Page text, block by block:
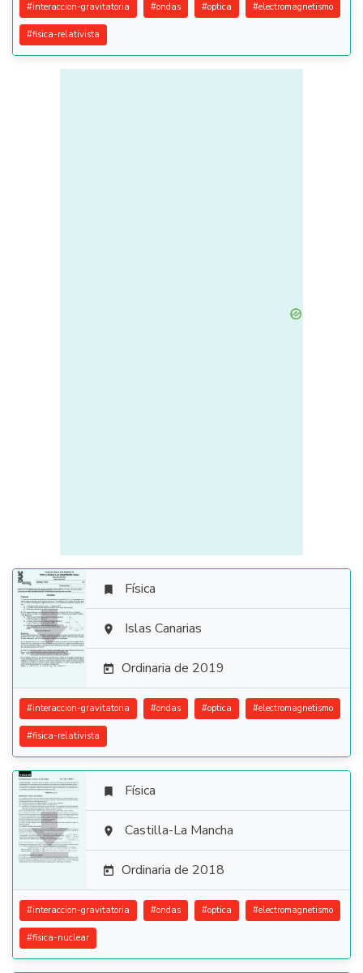
#interaccion-gravitatoria #ondas #optica #electromagnetismo
#fisica-relativista

 Física
 Islas Canarias
 Ordinaria de 2019
#interaccion-gravitatoria #ondas #optica #electromagnetismo
#fisica-relativista

 Física
 Castilla-La Mancha
 Ordinaria de 2018
#interaccion-gravitatoria #ondas #optica #electromagnetismo
#fisica-nuclear